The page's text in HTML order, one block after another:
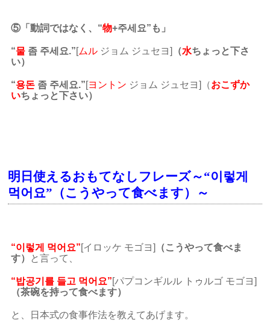
⑤「動詞ではなく、“物+주세요”も」
“물 좀 주세요.”[ムル ジョム ジュセヨ] （水ちょっと下さ
い）
“용돈 좀 주세요.”[ヨントン ジョム ジュセヨ]（おこずか
いちょっと下さい）
明日使えるおもてなしフレーズ～“이렇게
먹어요”（こうやって食べます）～
“이렇게 먹어요”[イロッケ モゴヨ]
（こうやって食べま
す）
と言って、
“밥공기를 들고 먹어요”[パプコンギルル トゥルゴ モゴヨ]
（茶碗を持って食べます）
と、日本式の食事作法を教えてあげます。